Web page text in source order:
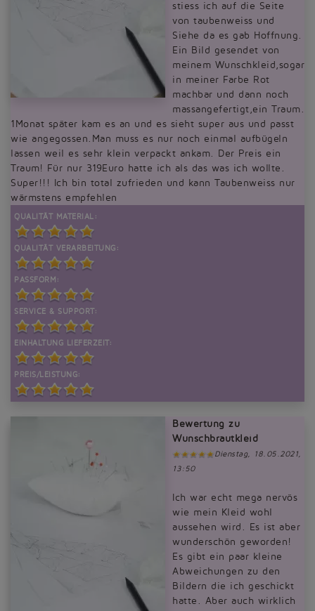
stiess ich auf die Seite
von taubenweiss und
Siehe da es gab Hoffnung.
Ein Bild gesendet von
meinem Wunschkleid,sogar
in meiner Farbe Rot
machbar und dann noch
massangefertigt,ein Traum.
1Monat später kam es an und es sieht super aus und passt
wie angegossen.Man muss es nur noch einmal aufbügeln
lassen weil es sehr klein verpackt ankam. Der Preis ein
Traum! Für nur 319Euro hatte ich als das was ich wollte.
Super!!! Ich bin total zufrieden und kann Taubenweiss nur
wärmstens empfehlen
QUALITÄT MATERIAL:
QUALITÄT VERARBEITUNG:
PASSFORM:
SERVICE & SUPPORT:
EINHALTUNG LIEFERZEIT:
PREIS/LEISTUNG:
Bewertung zu
Wunschbrautkleid
Dienstag, 18.05.2021,
13:50
Ich war echt mega nervös
wie mein Kleid wohl
aussehen wird. Es ist aber
wunderschön geworden!
Es gibt ein paar kleine
Abweichungen zu den
Bildern die ich geschickt
hatte. Aber auch wirklich